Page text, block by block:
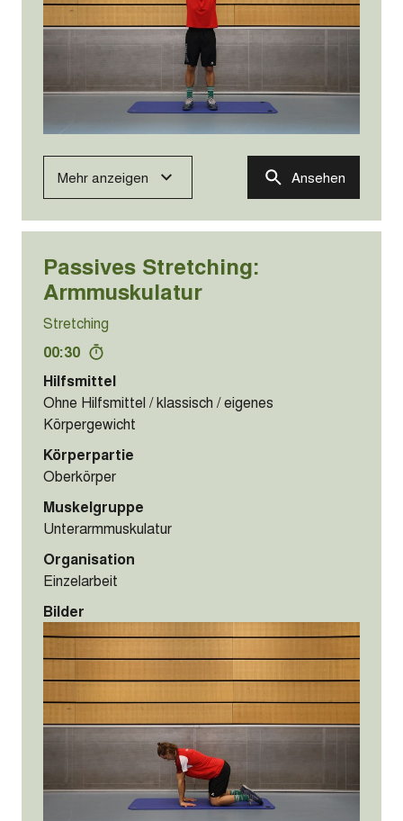
Mehr anzeigen Ansehen
Passives Stretching:
Armmuskulatur
Stretching
00:30
Hilfsmittel
Ohne Hilfsmittel / klassisch / eigenes
Körpergewicht
Körperpartie
Oberkörper
Muskelgruppe
Unterarmmuskulatur
Organisation
Einzelarbeit
Bilder